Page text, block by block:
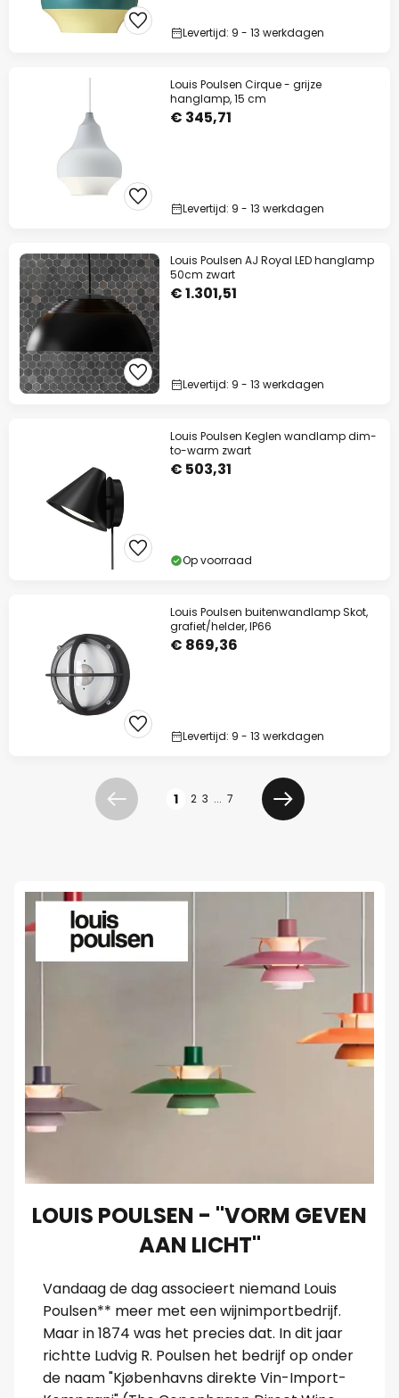
Levertijd: 9 - 13 werkdagen
Louis Poulsen Cirque - grijze
hanglamp, 15 cm
€ 345,71
Levertijd: 9 - 13 werkdagen
Louis Poulsen AJ Royal LED hanglamp
50cm zwart
€ 1.301,51
Levertijd: 9 - 13 werkdagen
Louis Poulsen Keglen wandlamp dim-
to-warm zwart
€ 503,31
Op voorraad
Louis Poulsen buitenwandlamp Skot,
grafiet/helder, IP66
€ 869,36
Levertijd: 9 - 13 werkdagen
Vorige 1 2 3 ... 7
Volgende
LOUIS POULSEN - "VORM GEVEN
AAN LICHT"
Vandaag de dag associeert niemand Louis
Poulsen** meer met een wijnimportbedrijf.
Maar in 1874 was het precies dat. In dit jaar
richtte Ludvig R. Poulsen het bedrijf op onder
de naam "Kjøbenhavns direkte Vin-Import-